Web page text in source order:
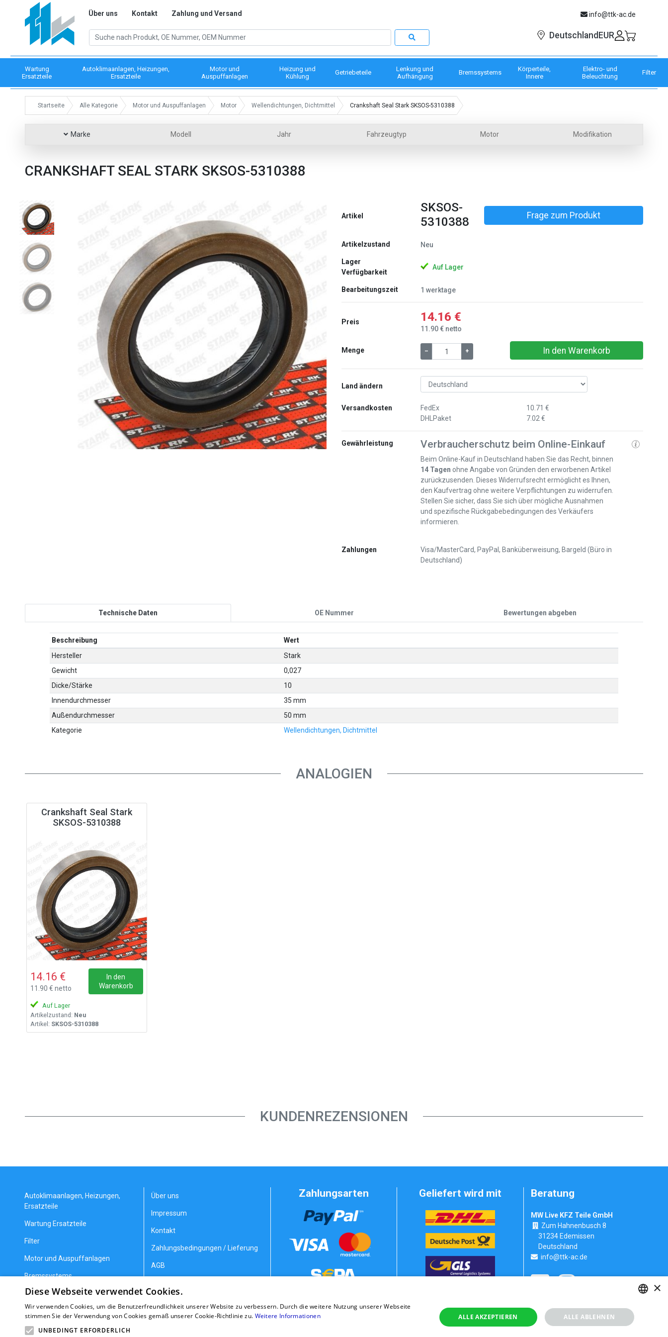
Über uns Kontakt Zahlung und Versand info@ttk-ac.de
Deutschland EUR
Wartung
Ersatzteile
Autoklimaanlagen, Heizungen,
Ersatzteile
Motor und
Auspuffanlagen
Heizung und
Kühlung
Getriebeteile
Lenkung und
Aufhängung
Bremssystems
Körperteile,
Innere
Elektro- und
Beleuchtung
Filter
Startseite Alle Kategorie Motor und Auspuffanlagen Motor Wellendichtungen, Dichtmittel Crankshaft Seal Stark SKSOS-5310388
Marke Modell Jahr Fahrzeugtyp Motor Modifikation
CRANKSHAFT SEAL STARK SKSOS-5310388
Zurück
Artikel
SKSOS-
5310388
Frage zum Produkt
Artikelzustand Neu
Lager
Verfügbarkeit
Auf Lager
Bearbeitungszeit 1 werktage
Preis 14.16 €
11.90 € netto
Menge – + In den Warenkorb
Land ändern
Versandkosten
FedEx
DHLPaket
10.71 €
7.02 €
Gewährleistung Verbraucherschutz beim Online-Einkauf
Beim Online-Kauf in Deutschland haben Sie das Recht, binnen
14 Tagen ohne Angabe von Gründen den erworbenen Artikel
zurückzusenden. Dieses Widerrufsrecht ermöglicht es Ihnen,
den Kaufvertrag ohne weitere Verpflichtungen zu widerrufen.
Stellen Sie sicher, dass Sie sich über mögliche Ausnahmen
und spezifische Rückgabebedingungen des Verkäufers
informieren.
Zahlungen
Visa/MasterCard, PayPal, Banküberweisung, Bargeld (Büro in
Deutschland)
Technische Daten OE Nummer Bewertungen abgeben
Beschreibung
Wert
Hersteller
Stark
Gewicht
0,027
Dicke/Stärke
10
Innendurchmesser
35 mm
Außendurchmesser
50 mm
Kategorie
Wellendichtungen, Dichtmittel
ANALOGIEN
Crankshaft Seal Stark
SKSOS-5310388
14.16 €
11.90 € netto
In den
Warenkorb
Auf Lager
Artikelzustand: Neu
Artikel: SKSOS-5310388
KUNDENREZENSIONEN
Autoklimaanlagen, Heizungen,
Ersatzteile
Wartung Ersatzteile
Filter
Motor und Auspuffanlagen
Bremssystems
Lenkung und Aufhängung
Getriebeteile
Heizung und Kühlung
Über uns
Impressum
Kontakt
Zahlungsbedingungen / Lieferung
AGB
Erstattung/Gewährleistung
Zahlungsarten Geliefert wird mit Beratung
MW Live KFZ Teile GmbH
Zum Hahnenbusch 8
31234 Edemissen
Deutschland
info@ttk-ac.de
GERMAN
×
Diese Webseite verwendet Cookies.
Wir verwenden Cookies, um die Benutzerfreundlichkeit unserer Website zu verbessern. Durch die weitere Nutzung unserer Webseite
stimmen Sie der Verwendung von Cookies gemäß unserer Cookie-Richtlinie zu. Weitere Informationen
UNBEDINGT ERFORDERLICH
ALLE AKZEPTIEREN ALLE ABLEHNEN